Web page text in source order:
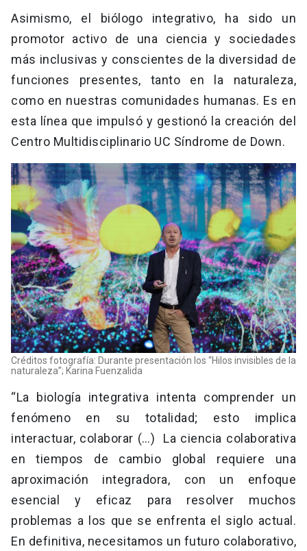
Asimismo, el biólogo integrativo, ha sido un
promotor activo de una ciencia y sociedades
más inclusivas y conscientes de la diversidad de
funciones presentes, tanto en la naturaleza,
como en nuestras comunidades humanas. Es en
esta línea que impulsó y gestionó la creación del
Centro Multidisciplinario UC Síndrome de Down.
Créditos fotografía: Durante presentación los “Hilos invisibles de la
naturaleza”; Karina Fuenzalida
“La biología integrativa intenta comprender un
fenómeno en su totalidad; esto implica
interactuar, colaborar (…) La ciencia colaborativa
en tiempos de cambio global requiere una
aproximación integradora, con un enfoque
esencial y eficaz para resolver muchos
problemas a los que se enfrenta el siglo actual.
En definitiva, necesitamos un futuro colaborativo,